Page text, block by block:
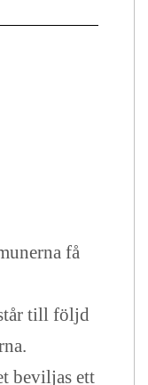
få
till följd
beviljas ett